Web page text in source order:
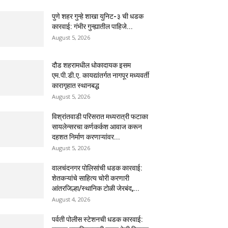
पुणे शहर गुन्हे शाखा युनिट-३ ची धडक
कारवाई: गंभीर गुन्ह्यातील पाहिजे...
August 5, 2026
दौड शहरामधील धोकादायक इसम
एम.पी.डी.ए. कायद्यांतर्गत नागपूर मध्यवर्ती
कारागृहात स्थानबद्ध
August 5, 2026
विश्रांतवाडी परिसरात मध्यरात्री फटाका
सायलेन्सरचा कर्णकर्कश आवाज करून
दहशत निर्माण करणाऱ्यांवर...
August 5, 2026
वालचंदनगर पोलिसांची धडक कारवाई:
शेतकऱ्यांचे साहित्य चोरी करणारी
आंतरजिल्हा/स्थानिक टोळी जेरबंद,...
August 4, 2026
पर्वती पोलीस स्टेशनची धडक कारवाई: